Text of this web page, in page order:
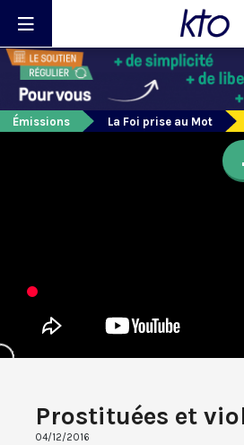
Émissions La Foi prise au Mot
Prostituées et
04/12/2016